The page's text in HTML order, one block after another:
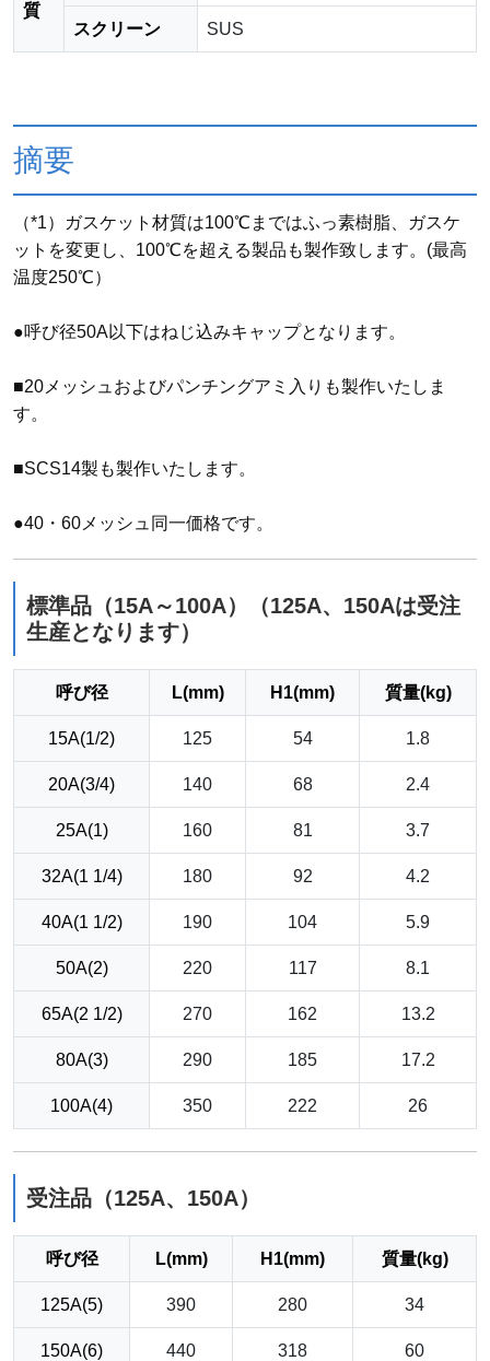
質
スクリーン SUS
摘要
（*1）ガスケット材質は100℃まではふっ素樹脂、ガスケ
ットを変更し、100℃を超える製品も製作致します。(最高
温度250℃）
●呼び径50A以下はねじ込みキャップとなります。
■20メッシュおよびパンチングアミ入りも製作いたしま
す。
■SCS14製も製作いたします。
●40・60メッシュ同一価格です。
標準品（15A～100A）（125A、150Aは受注
生産となります）
呼び径 L(mm) H1(mm) 質量(kg)
15A(1/2) 125 54 1.8
20A(3/4) 140 68 2.4
25A(1) 160 81 3.7
32A(1 1/4) 180 92 4.2
40A(1 1/2) 190 104 5.9
50A(2) 220 117 8.1
65A(2 1/2) 270 162 13.2
80A(3) 290 185 17.2
100A(4) 350 222 26
受注品（125A、150A）
呼び径 L(mm) H1(mm) 質量(kg)
125A(5) 390 280 34
150A(6) 440 318 60